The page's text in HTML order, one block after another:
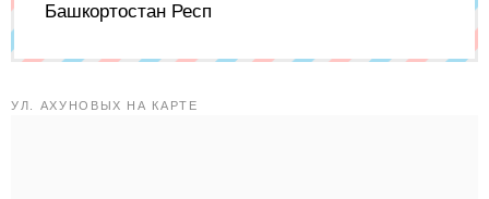
Башкортостан Респ
УЛ. АХУНОВЫХ НА КАРТЕ